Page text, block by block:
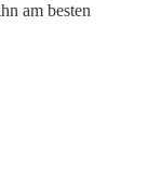
am besten